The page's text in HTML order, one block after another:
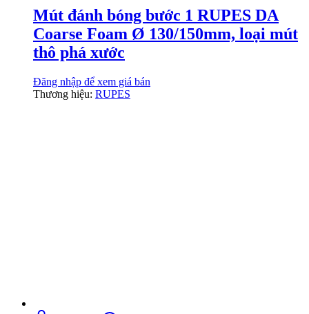
Mút đánh bóng bước 1 RUPES DA
Coarse Foam Ø 130/150mm, loại mút
thô phá xước
Đăng nhập để xem giá bán
Thương hiệu: RUPES